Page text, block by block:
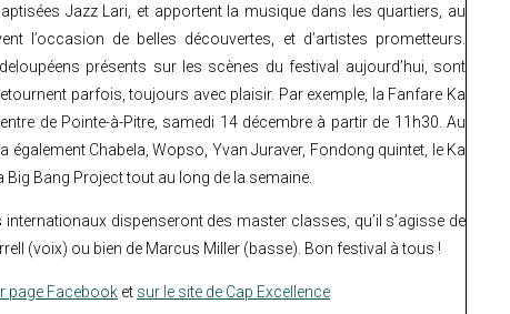
Jazz Lari, et apportent la musique dans les quartiers, au
l’occasion de belles découvertes, et d’artistes prometteurs.
présents sur les scènes du festival aujourd’hui, sont
parfois, toujours avec plaisir. Par exemple, la Fanfare Ka
de Pointe-à-Pitre, samedi 14 décembre à partir de 11h30. Au
également Chabela, Wopso, Yvan Juraver, Fondong quintet, le Ka
Big Bang Project tout au long de la semaine.
dispenseront des master classes, qu’il s’agisse de
(voix) ou bien de Marcus Miller (basse). Bon festival à tous !
page Facebook et sur le site de Cap Excellence